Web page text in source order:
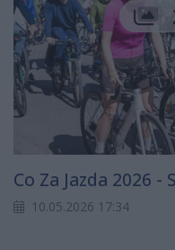
Co Za Jazda 2026 -
10.05.2026 17:34